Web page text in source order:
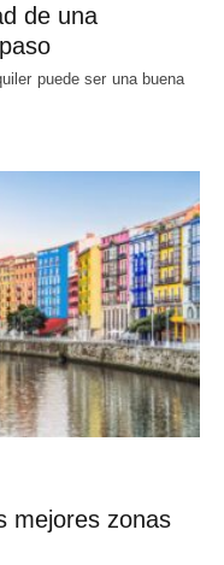
de una
puede ser una buena
mejores zonas